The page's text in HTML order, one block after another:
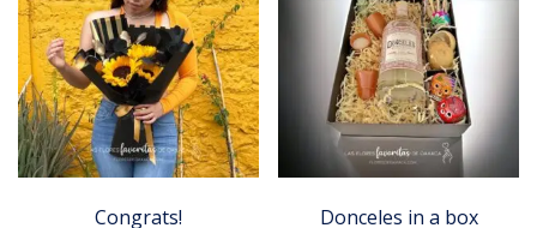
Congrats! Donceles in a box